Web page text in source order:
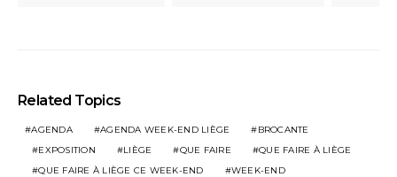
Related Topics
AGENDA AGENDA WEEK-END LIÈGE
BROCANTE
EXPOSITION
LIÈGE QUE FAIRE
QUE FAIRE À LIÈGE
QUE FAIRE À LIÈGE CE WEEK-END
WEEK-END